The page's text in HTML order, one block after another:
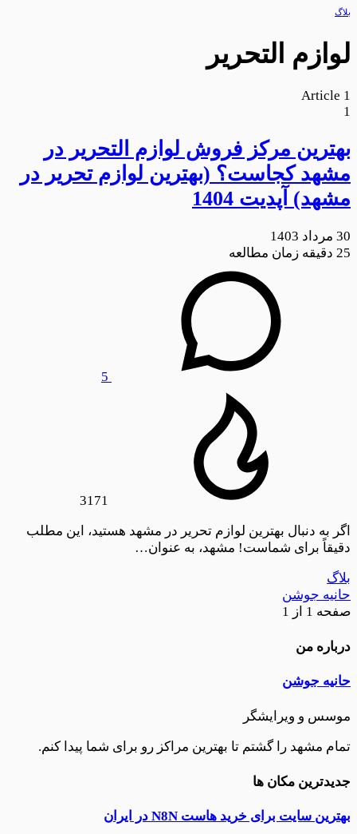
بلاگ
لوازم التحریر
1
Article
1
بهترین مرکز فروش لوازم التحریر در
مشهد کجاست؟ (بهترین لوازم تحریر در
مشهد) آپدیت 1404
30 مرداد 1403
25 دقیقه زمان مطالعه
5
اگر به دنبال بهترین لوازم تحریر در مشهد هستید، این مطلب
دقیقاً برای شماست! مشهد، به عنوان…
بلاگ
حانیه جوشن
صفحه 1 از 1
درباره من
حانیه جوشن
موسس و ویرایشگر
تمام مشهد را گشتم تا بهترین مراکز رو برای شما پیدا کنم.
جدیدترین مکان ها
بهترین سایت برای خرید هاست N8N در ایران